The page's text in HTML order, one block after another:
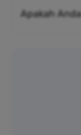
Apakah